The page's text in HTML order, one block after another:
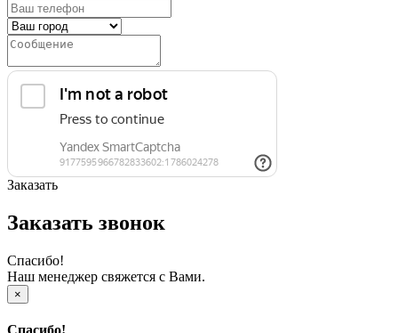
Заказать
Заказать звонок
Спасибо!
Наш менеджер свяжется с Вами.
×